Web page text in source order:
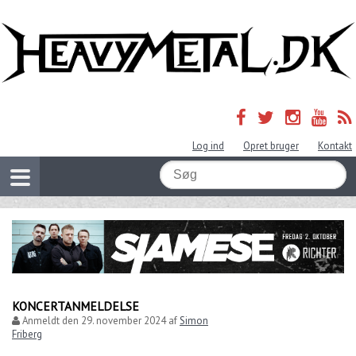
Log ind Opret bruger Kontakt
KONCERTANMELDELSE
Anmeldt den 29. november 2024afSimon
Friberg